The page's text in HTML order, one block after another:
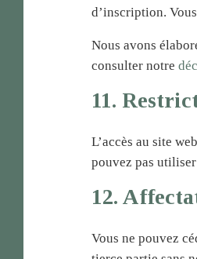
d’inscription.
Nous avons
consulter notre
11.
L’accès au site
pouvez pas
12.
Vous ne pouvez